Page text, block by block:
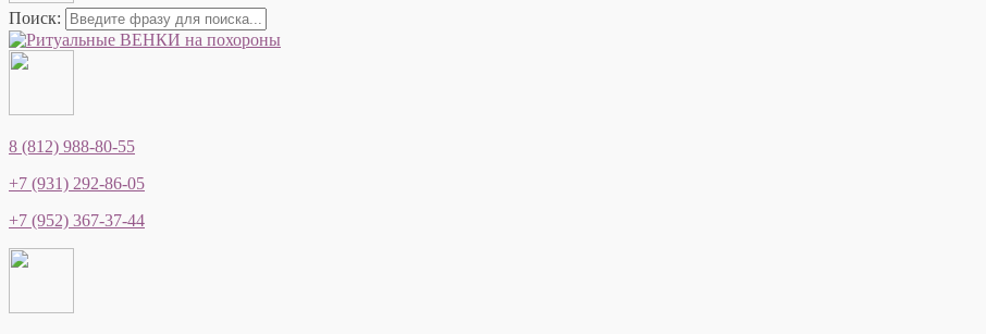
Поиск:
8 (812) 988-80-55
+7 (931) 292-86-05
+7 (952) 367-37-44